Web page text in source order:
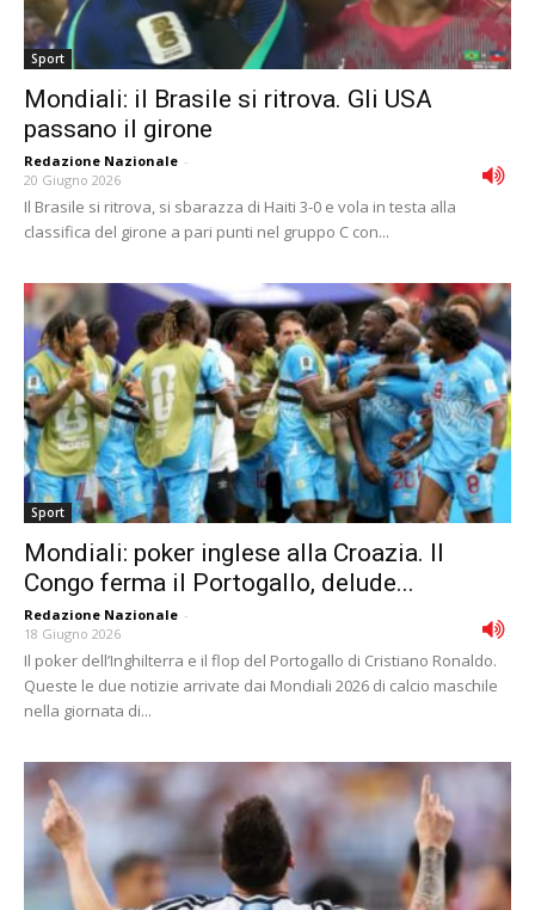
Sport
Mondiali: il Brasile si ritrova. Gli USA
passano il girone
Redazione Nazionale -
20 Giugno 2026
Il Brasile si ritrova, si sbarazza di Haiti 3-0 e vola in testa alla
classifica del girone a pari punti nel gruppo C con...
Sport
Mondiali: poker inglese alla Croazia. Il
Congo ferma il Portogallo, delude...
Redazione Nazionale -
18 Giugno 2026
Il poker dell’Inghilterra e il flop del Portogallo di Cristiano Ronaldo.
Queste le due notizie arrivate dai Mondiali 2026 di calcio maschile
nella giornata di...